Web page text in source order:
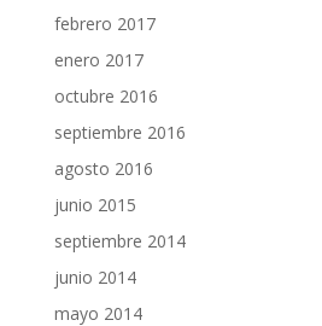
febrero 2017
enero 2017
octubre 2016
septiembre 2016
agosto 2016
junio 2015
septiembre 2014
junio 2014
mayo 2014